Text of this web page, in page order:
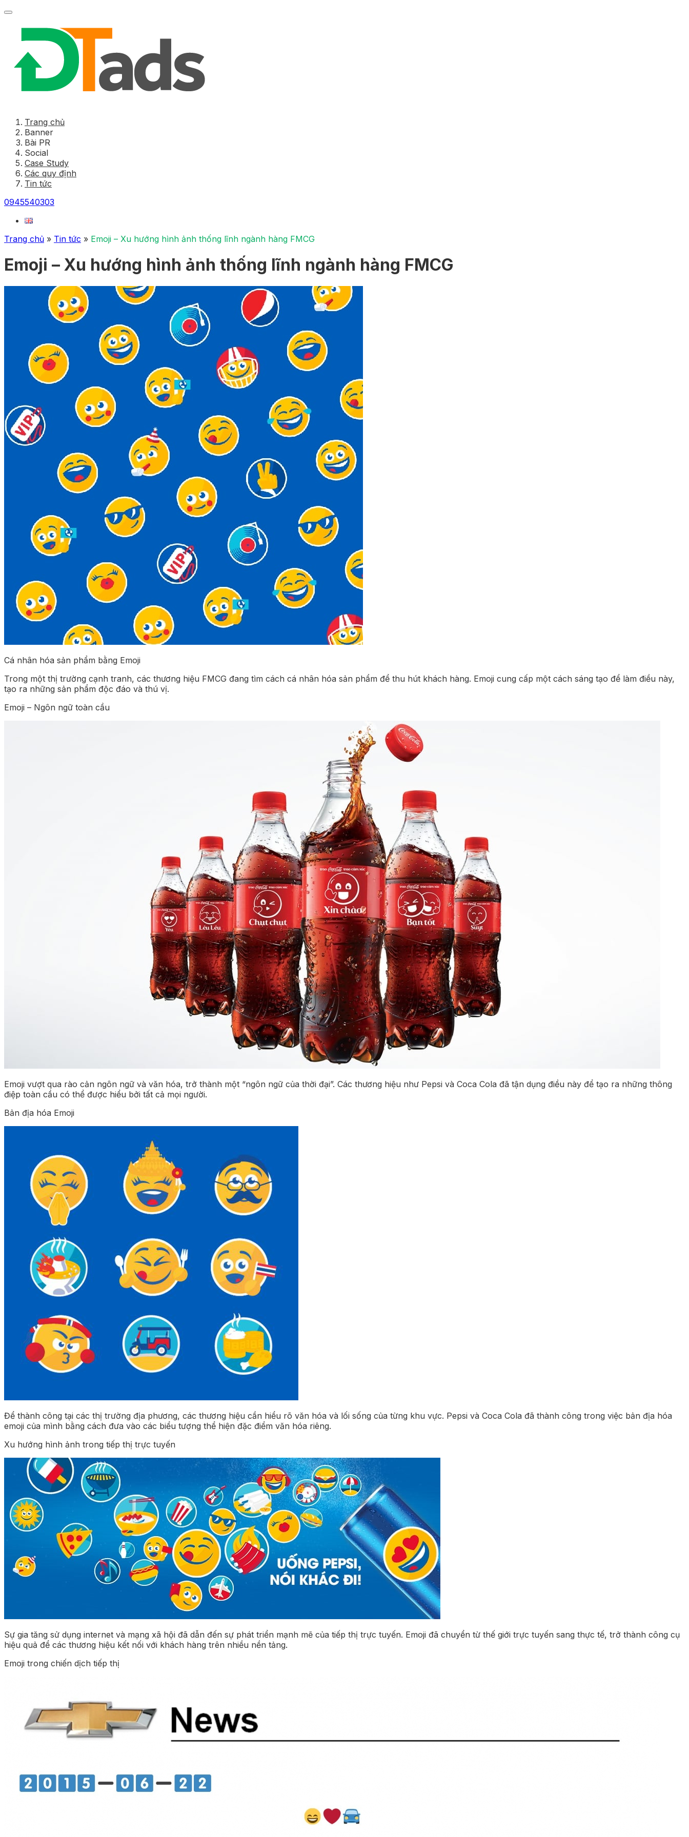
Trang chủ
Banner
Bài PR
Social
Case Study
Các quy định
Tin tức
0945540303
Trang chủ » Tin tức » Emoji – Xu hướng hình ảnh thống lĩnh ngành hàng FMCG
Emoji – Xu hướng hình ảnh thống lĩnh ngành hàng FMCG
Cá nhân hóa sản phẩm bằng Emoji
Trong một thị trường cạnh tranh, các thương hiệu FMCG đang tìm cách cá nhân hóa sản phẩm để thu hút khách hàng. Emoji cung cấp một cách sáng tạo để làm điều này,
tạo ra những sản phẩm độc đáo và thú vị.
Emoji – Ngôn ngữ toàn cầu
Emoji vượt qua rào cản ngôn ngữ và văn hóa, trở thành một “ngôn ngữ của thời đại”. Các thương hiệu như Pepsi và Coca Cola đã tận dụng điều này để tạo ra những thông
điệp toàn cầu có thể được hiểu bởi tất cả mọi người.
Bản địa hóa Emoji
Để thành công tại các thị trường địa phương, các thương hiệu cần hiểu rõ văn hóa và lối sống của từng khu vực. Pepsi và Coca Cola đã thành công trong việc bản địa hóa
emoji của mình bằng cách đưa vào các biểu tượng thể hiện đặc điểm văn hóa riêng.
Xu hướng hình ảnh trong tiếp thị trực tuyến
Sự gia tăng sử dụng internet và mạng xã hội đã dẫn đến sự phát triển mạnh mẽ của tiếp thị trực tuyến. Emoji đã chuyển từ thế giới trực tuyến sang thực tế, trở thành công cụ
hiệu quả để các thương hiệu kết nối với khách hàng trên nhiều nền tảng.
Emoji trong chiến dịch tiếp thị